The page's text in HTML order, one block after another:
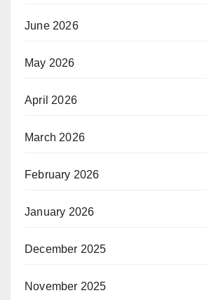
June 2026
May 2026
April 2026
March 2026
February 2026
January 2026
December 2025
November 2025